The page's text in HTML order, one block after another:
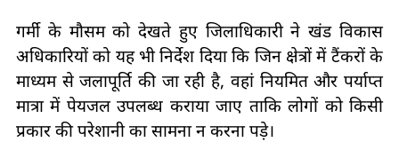
गर्मी के मौसम को देखते हुए जिलाधिकारी ने खंड विकास
अधिकारियों को यह भी निर्देश दिया कि जिन क्षेत्रों में टैंकरों के
माध्यम से जलापूर्ति की जा रही है, वहां नियमित और पर्याप्त
मात्रा में पेयजल उपलब्ध कराया जाए ताकि लोगों को किसी
प्रकार की परेशानी का सामना न करना पड़े।